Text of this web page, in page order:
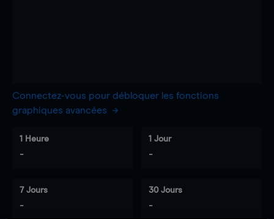
Connectez-vous pour débloquer les fonctions
graphiques avancées
1 Heure
-
1 Jour
-
7 Jours
-
30 Jours
-